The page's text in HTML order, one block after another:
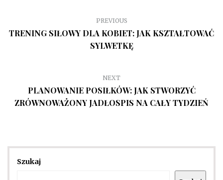
PREVIOUS
TRENING SIŁOWY DLA KOBIET: JAK KSZTAŁTOWAĆ
SYLWETKĘ
NEXT
PLANOWANIE POSIŁKÓW: JAK STWORZYĆ
ZRÓWNOWAŻONY JADŁOSPIS NA CAŁY TYDZIEŃ
Szukaj